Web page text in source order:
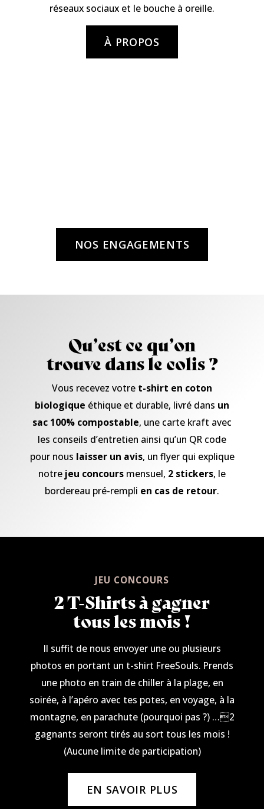
réseaux sociaux et le bouche à oreille.
À PROPOS
NOS ENGAGEMENTS
Qu’est ce qu’on
trouve dans le colis ?
Vous recevez votre t-shirt en coton
biologique éthique et durable, livré dans un
sac 100% compostable, une carte kraft avec
les conseils d’entretien ainsi qu’un QR code
pour nous laisser un avis, un flyer qui explique
notre jeu concours mensuel, 2 stickers, le
bordereau pré-rempli en cas de retour.
JEU CONCOURS
2 T-Shirts à gagner
tous les mois !
Il suffit de nous envoyer une ou plusieurs
photos en portant un t-shirt FreeSouls. Prends
une photo en train de chiller à la plage, en
soirée, à l’apéro avec tes potes, en voyage, à la
montagne, en parachute (pourquoi pas ?) …2
gagnants seront tirés au sort tous les mois !
(Aucune limite de participation)
EN SAVOIR PLUS